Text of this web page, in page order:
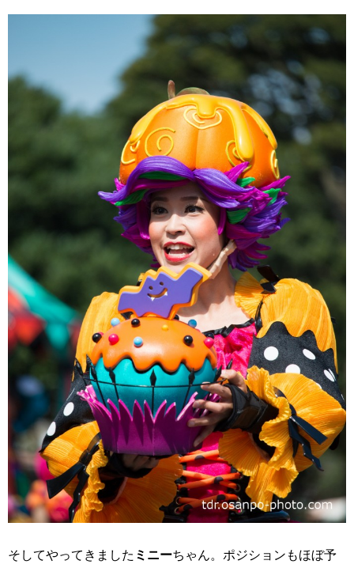
そしてやってきました ミニーちゃん。ポジションもほぼ予